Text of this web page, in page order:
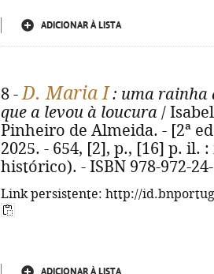
ADICIONAR À LISTA
8 -D. Maria I : uma rainha
que a levou à loucura /
Pinheiro de Almeida. - [2ª
2025. - 654, [2], p., [16] p. il.
histórico). - ISBN 978-972-
Link persistente: http://
ADICIONAR À LISTA